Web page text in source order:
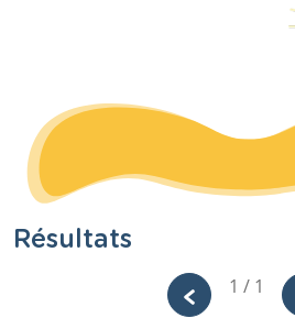
Résultats
1 / 1